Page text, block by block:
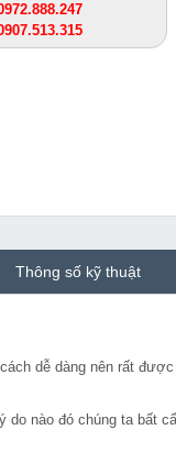
Thông số kỹ thuật
dễ dàng nên rất
do nào đó chúng ta bất